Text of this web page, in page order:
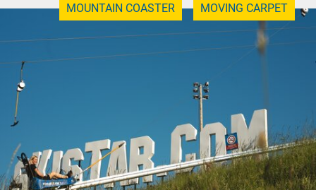
MOUNTAIN COASTER MOVING CARPET